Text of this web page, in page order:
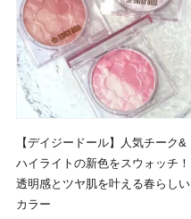
【デイジードール】人気チーク&
ハイライトの新色をスウォッチ！
透明感とツヤ肌を叶える春らしい
カラー